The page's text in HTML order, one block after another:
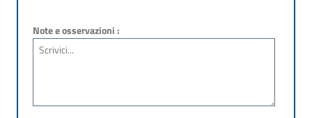
Note e osservazioni :